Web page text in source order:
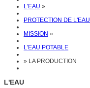
L'EAU »
PROTECTION DE L'EAU
MISSION »
L'EAU POTABLE
» LA PRODUCTION
L'EAU